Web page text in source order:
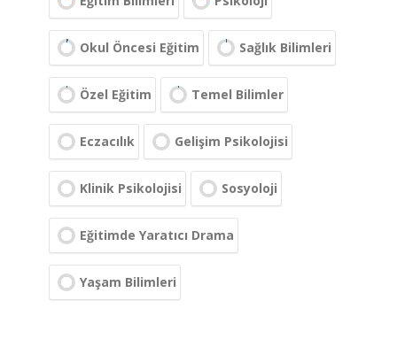
Okul Öncesi Eğitim Sağlık Bilimleri
Özel Eğitim Temel Bilimler
Eczacılık Gelişim Psikolojisi
Klinik Psikolojisi Sosyoloji
Eğitimde Yaratıcı Drama
Yaşam Bilimleri